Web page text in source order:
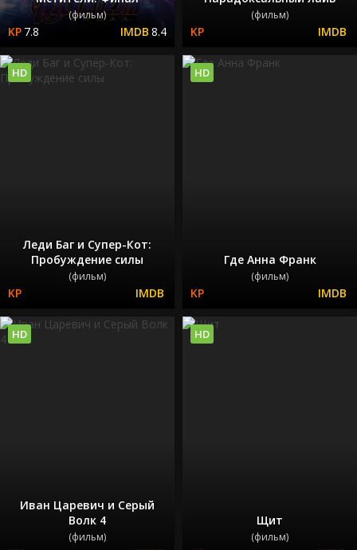
(фильм)
7.8 8.4
(фильм)
Леди Баг и Супер-Кот:
Пробуждение силы
(фильм)
HD
Где Анна Франк
(фильм)
HD
Иван Царевич и Серый
Волк 4
(фильм)
HD
Щит
(фильм)
HD